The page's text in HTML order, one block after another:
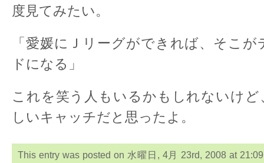
度見てみたい。
「愛媛にＪリーグができれば、そこ
ドになる」
これを笑う人もいるかもしれないけど
しいキャッチだと思ったよ。
This entry was posted on 水曜日, 4月 23rd, 2008 at